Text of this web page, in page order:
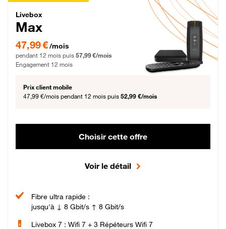
Livebox Max Fibre
Livebox
Max
47,99 € par mois pendant 12 mois puis 57,99 € par mois, Engagement 12 mois
47,99 €/mois
pendant 12 mois puis 57,99 €/mois
Engagement 12 mois
Prix client mobile
47,99 €/mois pendant 12 mois puis 52,99 €/mois
Choisir cette offre
Voir le détail
Fibre ultra rapide :
jusqu'à ↓ 8 Gbit/s ↑ 8 Gbit/s
Livebox 7 : Wifi 7 + 3 Répéteurs Wifi 7